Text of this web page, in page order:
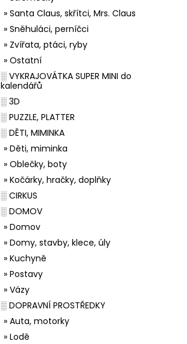
» Santa Claus, skřítci, Mrs. Claus
» Sněhuláci, perníčci
» Zvířata, ptáci, ryby
» Ostatní
░ VYKRAJOVÁTKA SUPER MINI do
kalendářů
░ 3D
░ PUZZLE, PLATTER
░ DĚTI, MIMINKA
» Děti, miminka
» Oblečky, boty
» Kočárky, hračky, doplňky
░ CIRKUS
░ DOMOV
» Domov
» Domy, stavby, klece, úly
» Kuchyně
» Postavy
» Vázy
░ DOPRAVNÍ PROSTŘEDKY
» Auta, motorky
» Lodě